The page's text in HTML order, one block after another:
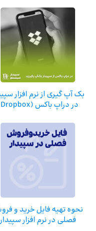
بک آپ گیری از نرم افزار
در دراپ باکس (Dropbox)
نحوه تهیه فایل خرید و
فصلی در نرم افزار سپیدار